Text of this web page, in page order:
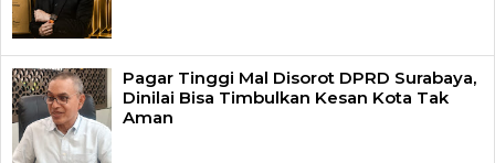
Pagar Tinggi Mal Disorot DPRD Surabaya,
Dinilai Bisa Timbulkan Kesan Kota Tak
Aman